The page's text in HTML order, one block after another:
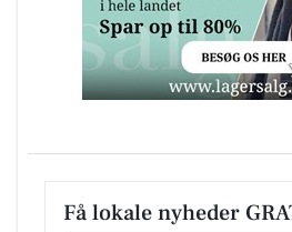
Få lokale nyheder